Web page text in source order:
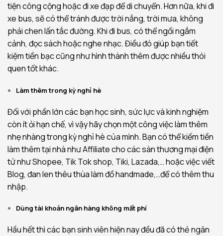
tiện công cộng hoặc đi xe đạp để di chuyển. Hơn nữa, khi đi
xe bus, sẽ có thể tránh được trời nắng, trời mưa, không
phải chen lấn tắc đường. Khi đi bus, có thể ngồi ngắm
cảnh, đọc sách hoặc nghe nhạc. Điều đó giúp bạn tiết
kiệm tiền bạc cũng như hình thành thêm được nhiều thói
quen tốt khác.
Làm thêm trong kỳ nghỉ hè
Đối với phần lớn các bạn học sinh, sức lực và kinh nghiệm
còn ít ỏi hạn chế, vì vậy hãy chọn một công việc làm thêm
nhẹ nhàng trong kỳ nghỉ hè của mình. Bạn có thể kiếm tiền
làm thêm tại nhà như Affiliate cho các sàn thương mại điện
tử như Shopee, Tik Tok shop, Tiki, Lazada,… hoặc việc viết
Blog, đan len thêu thùa làm đồ handmade,…để có thêm thu
nhập.
Dùng tài khoản ngân hàng không mất phí
Hầu hết thì các bạn sinh viên hiện nay đều đã có thẻ ngân